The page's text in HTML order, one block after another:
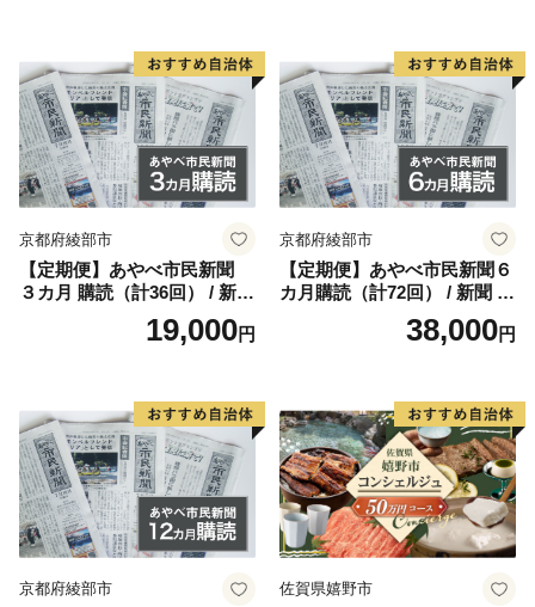
ュー 宮崎県 産 送料無料
京都府綾部市
【定期便】あやべ市民新聞
３カ月 購読（計36回） / 新聞
情報誌 定期購読 綾部市 / 株
式会社あやべ市民新聞社［B
19,000円
京都府綾部市
【定期便】あやべ市民新聞６
カ月購読（計72回） / 新聞 情
報誌 定期購読 綾部市 / 株式
会社あやべ市民新聞社［BSC
38,000円
京都府綾部市 佐賀県嬉野市